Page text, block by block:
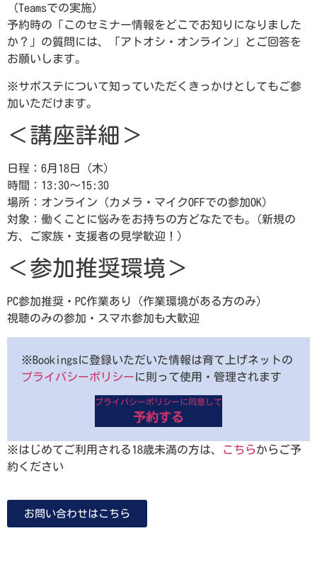
（Teamsでの実施）
予約時の「このセミナー情報をどこでお知りになりました
か？」の質問には、「アトオシ・オンライン」とご回答を
お願いします。
※サポステについて知っていただくきっかけとしてもご参
加いただけます。
＜講座詳細＞
日程：6月18日（木）
時間：13:30～15:30
場所：オンライン（カメラ・マイクOFFでの参加OK）
対象：働くことに悩みをお持ちの方どなたでも。(新規の
方、ご家族・支援者の見学歓迎！）
＜参加推奨環境＞
PC参加推奨・PC作業あり（作業環境がある方のみ）
視聴のみの参加・スマホ参加も大歓迎
※Bookingsに登録いただいた情報は育て上げネットの
プライバシーポリシーに則って使用・管理されます
プライバシーポリシーに同意して
予約する
※はじめてご利用される18歳未満の方は、 こちらからご予
約ください
お問い合わせはこちら